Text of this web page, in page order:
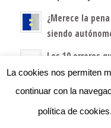
¿Merece la
siendo
Los 10 errores
pyme (y cómo
La cookies nos permiten
continuar con la
política de cookies.